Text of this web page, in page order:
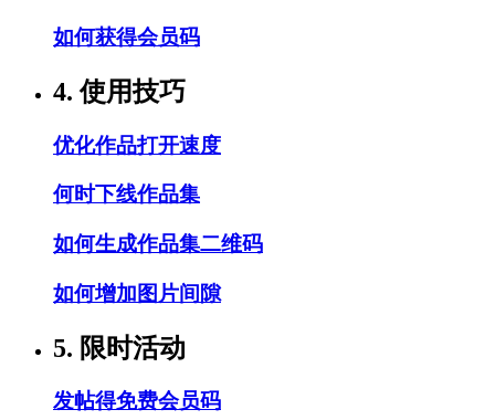
如何获得会员码
4. 使用技巧
优化作品打开速度
何时下线作品集
如何生成作品集二维码
如何增加图片间隙
5. 限时活动
发帖得免费会员码